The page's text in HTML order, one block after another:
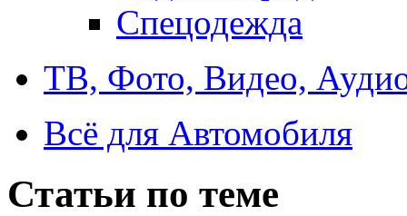
Спецодежда
ТВ, Фото, Видео,
Всё для Автомобиля
Статьи по теме